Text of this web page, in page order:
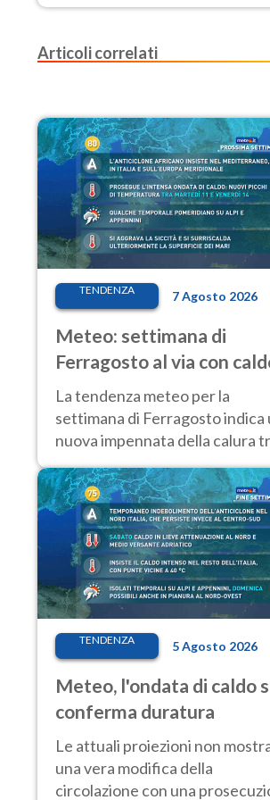
Articoli correlati
TENDENZA 7 Agosto 2026
Meteo: settimana di
Ferragosto al via con
intenso e qualche
temporale
La tendenza meteo per la
settimana di Ferragosto indica
nuova impennata della calura
11 e 14 agosto, con nuovi rialzi
anche al Nord.
TENDENZA 5 Agosto 2026
Meteo, l'ondata di caldo
conferma duratura
Le attuali proiezioni non
una vera modifica della
circolazione con una